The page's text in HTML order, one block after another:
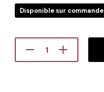
Disponible sur commande